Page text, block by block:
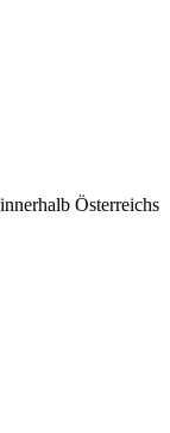
Österreichs